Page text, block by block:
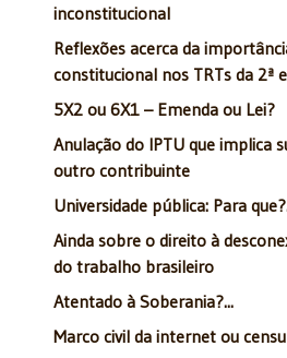
inconstitucional
Reflexões acerca da
constitucional nos TRTs da 2ª
5X2 ou 6X1 – Emenda ou Lei?
Anulação do IPTU que implica
outro contribuinte
Universidade pública: Para
Ainda sobre o direito à
do trabalho brasileiro
Atentado à Soberania?...
Marco civil da internet ou